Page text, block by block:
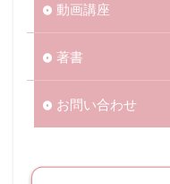
動画講座
著書
お問い合わせ